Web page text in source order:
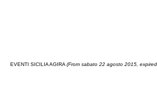
EVENTI SICILIA AGIRA (From sabato 22 agosto 2015,